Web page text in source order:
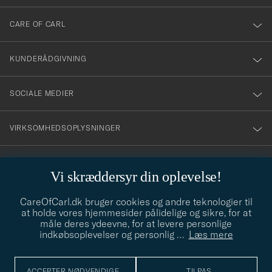
Vi skræddersyr din oplevelse!
CareOfCarl.dk bruger cookies og andre teknologier til
at holde vores hjemmesider pålidelige og sikre, for at
måle deres ydeevne, for at levere personlige
indkøbsoplevelser og personlig … Læs mere
dig
till
vårt
nyhetsbrev!
CARE OF CARL
KUNDERÅDGIVNING
SOCIALE MEDIER
VIRKSOMHEDSOPLYSNINGER
info@careofcarl.dk
Behøver du hjælp til at finde din stil? Lad os hjælpe dig, vi hjælper
gerne til!
STILRÅD